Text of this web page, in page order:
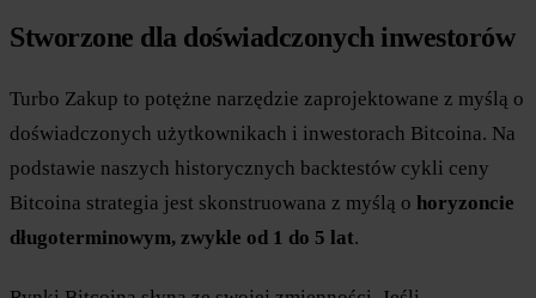
Stworzone dla doświadczonych inwestorów
Turbo Zakup to potężne narzędzie zaprojektowane z myślą o
doświadczonych użytkownikach i inwestorach Bitcoina. Na
podstawie naszych historycznych backtestów cykli ceny
Bitcoina strategia jest skonstruowana z myślą o horyzoncie
długoterminowym, zwykle od 1 do 5 lat.